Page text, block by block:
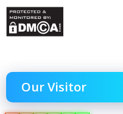
Our Visitor